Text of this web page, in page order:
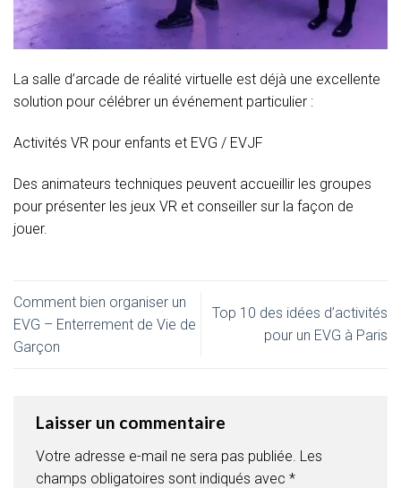
La salle d’arcade de réalité virtuelle est déjà une excellente
solution pour célébrer un événement particulier :
Activités VR pour enfants et EVG / EVJF
Des animateurs techniques peuvent accueillir les groupes
pour présenter les jeux VR et conseiller sur la façon de
jouer.
Comment bien organiser un
EVG – Enterrement de Vie de
Garçon
Top 10 des idées d’activités
pour un EVG à Paris
Laisser un commentaire
Votre adresse e-mail ne sera pas publiée. Les
champs obligatoires sont indiqués avec *